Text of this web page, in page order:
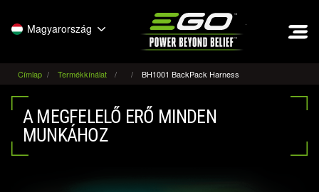
Magyarország
Címlap Termékkínálat BH1001 BackPack Harness
A MEGFELELŐ ERŐ MINDEN
MUNKÁHOZ